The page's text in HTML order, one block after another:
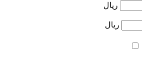
ریال
ریال